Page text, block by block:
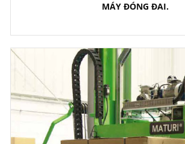
MÁY ĐÓNG ĐAI.